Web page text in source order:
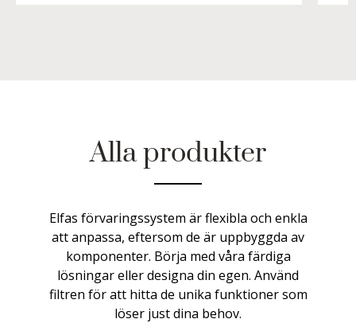
Alla produkter
Elfas förvaringssystem är flexibla och enkla
att anpassa, eftersom de är uppbyggda av
komponenter. Börja med våra färdiga
lösningar eller designa din egen. Använd
filtren för att hitta de unika funktioner som
löser just dina behov.